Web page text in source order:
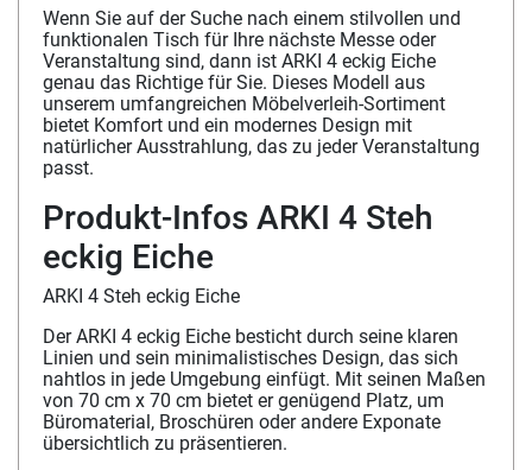
Wenn Sie auf der Suche nach einem stilvollen und
funktionalen Tisch für Ihre nächste Messe oder
Veranstaltung sind, dann ist ARKI 4 eckig Eiche
genau das Richtige für Sie. Dieses Modell aus
unserem umfangreichen Möbelverleih-Sortiment
bietet Komfort und ein modernes Design mit
natürlicher Ausstrahlung, das zu jeder Veranstaltung
passt.
Produkt-Infos ARKI 4 Steh
eckig Eiche
ARKI 4 Steh eckig Eiche
Der ARKI 4 eckig Eiche besticht durch seine klaren
Linien und sein minimalistisches Design, das sich
nahtlos in jede Umgebung einfügt. Mit seinen Maßen
von 70 cm x 70 cm bietet er genügend Platz, um
Büromaterial, Broschüren oder andere Exponate
übersichtlich zu präsentieren.